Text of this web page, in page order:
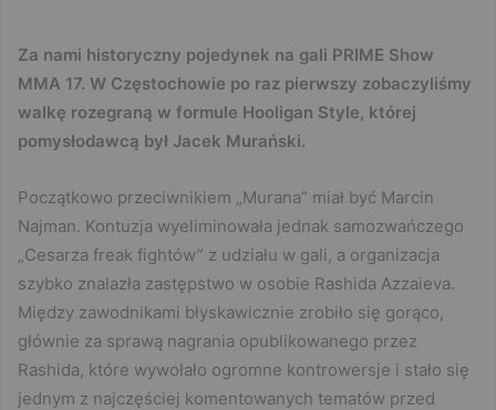
Za nami historyczny pojedynek na gali PRIME Show
MMA 17. W Częstochowie po raz pierwszy zobaczyliśmy
walkę rozegraną w formule Hooligan Style, której
pomysłodawcą był Jacek Murański.
Początkowo przeciwnikiem „Murana” miał być Marcin
Najman. Kontuzja wyeliminowała jednak samozwańczego
„Cesarza freak fightów” z udziału w gali, a organizacja
szybko znalazła zastępstwo w osobie Rashida Azzaieva.
Między zawodnikami błyskawicznie zrobiło się gorąco,
głównie za sprawą nagrania opublikowanego przez
Rashida, które wywołało ogromne kontrowersje i stało się
jednym z najczęściej komentowanych tematów przed